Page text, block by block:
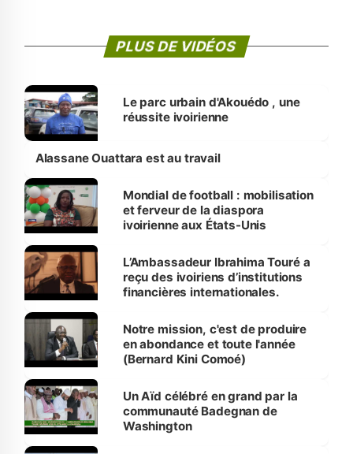
PLUS DE VIDÉOS
Le parc urbain d'Akouédo , une
réussite ivoirienne
Alassane Ouattara est au travail
Mondial de football : mobilisation
et ferveur de la diaspora
ivoirienne aux États-Unis
L’Ambassadeur Ibrahima Touré a
reçu des ivoiriens d’institutions
financières internationales.
Notre mission, c'est de produire
en abondance et toute l'année
(Bernard Kini Comoé)
Un Aïd célébré en grand par la
communauté Badegnan de
Washington